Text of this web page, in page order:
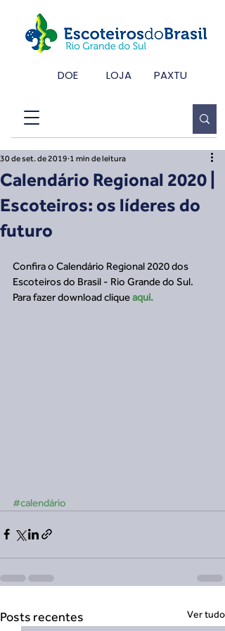
DOE LOJA PAXTU
Calendário Regional 2020 |
Escoteiros: os líderes do
futuro
30 de set. de 2019 1 min de leitura
Confira o Calendário Regional 2020 dos
Escoteiros do Brasil - Rio Grande do Sul.
Para fazer download clique aqui.
#calendário
Posts recentes Ver tudo